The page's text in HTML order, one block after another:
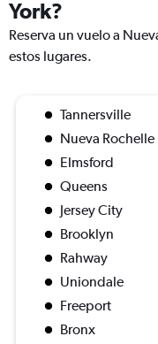
York?
Reserva un vuelo a
estos lugares.
Tannersville
Nueva Rochelle
Elmsford
Queens
Jersey City
Brooklyn
Rahway
Uniondale
Freeport
Bronx